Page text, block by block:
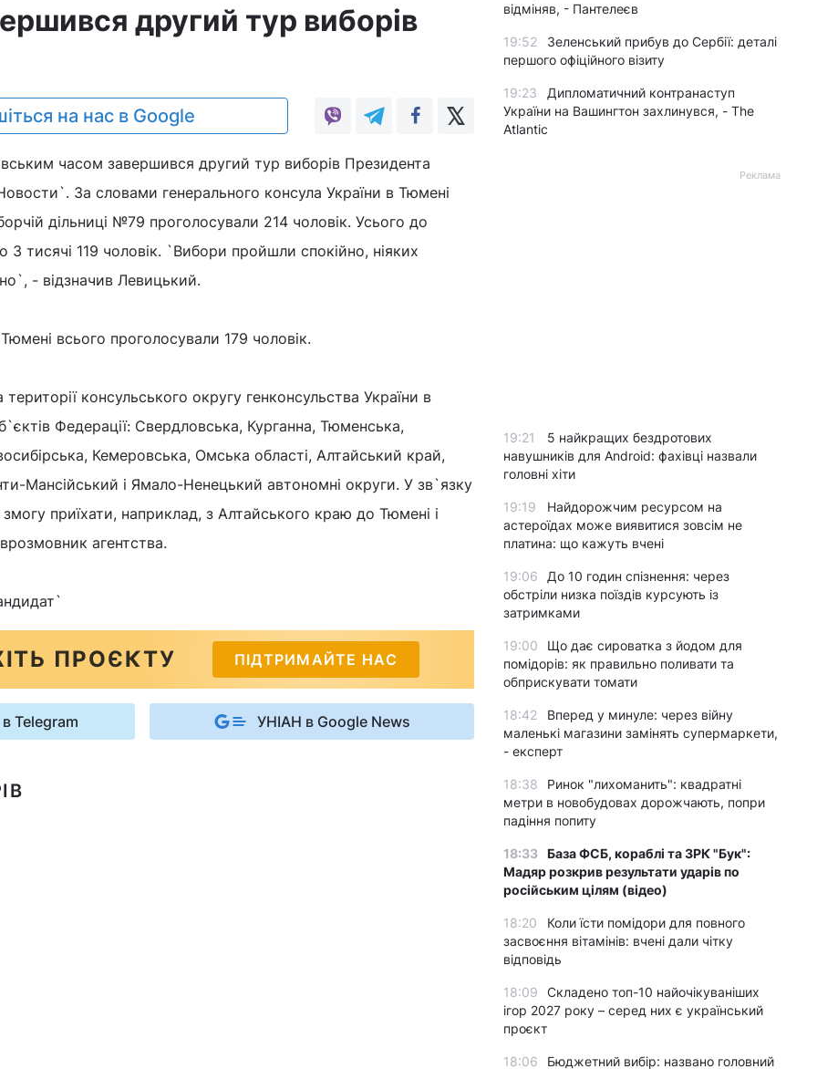
другий тур виборів
на нас в Google
часом завершився другий тур виборів Президента
За словами генерального консула України в Тюмені
дільниці №79 проголосували 214 чоловік. Усього до
3 тисячі 119 чоловік. `Вибори пройшли спокійно, ніяких
- відзначив Левицький.
всього проголосували 179 чоловік.
консульського округу генконсульства України в
Федерації: Свердловська, Курганна, Тюменська,
Кемеровська, Омська області, Алтайський край,
Мансійський і Ямало-Ненецький автономні округи. У зв`язку
приїхати, наприклад, з Алтайського краю до Тюмені і
агентства.
ПРОЄКТУ ПІДТРИМАЙТЕ НАС
Telegram УНІАН в Google News
відміняв, - Пантелеєв
19:52
Зеленський прибув до Сербії: деталі
першого офіційного візиту
19:23
Дипломатичний контранаступ
України на Вашингтон захлинувся, - The
Atlantic
Реклама
19:21
5 найкращих бездротових
навушників для Android: фахівці назвали
головні хіти
19:19
Найдорожчим ресурсом на
астероїдах може виявитися зовсім не
платина: що кажуть вчені
19:06
До 10 годин спізнення: через
обстріли низка поїздів курсують із
затримками
19:00
Що дає сироватка з йодом для
помідорів: як правильно поливати та
обприскувати томати
18:42
Вперед у минуле: через війну
маленькі магазини замінять супермаркети,
- експерт
18:38
Ринок "лихоманить": квадратні
метри в новобудовах дорожчають, попри
падіння попиту
18:33 База ФСБ, кораблі та ЗРК "Бук":
Мадяр розкрив результати ударів по
російським цілям (відео)
18:20
Коли їсти помідори для повного
засвоєння вітамінів: вчені дали чітку
відповідь
18:09
Складено топ-10 найочікуваніших
ігор 2027 року – серед них є український
проєкт
18:06 Бюджетний вибір: названо головний